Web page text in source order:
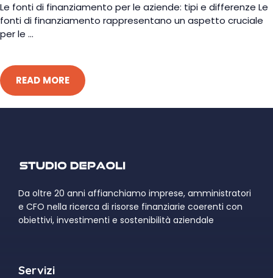
Le fonti di finanziamento per le aziende: tipi e differenze Le
fonti di finanziamento rappresentano un aspetto cruciale
per le ...
READ MORE
Da oltre 20 anni affianchiamo imprese, amministratori
e CFO nella ricerca di risorse finanziarie coerenti con
obiettivi, investimenti e sostenibilità aziendale
Servizi